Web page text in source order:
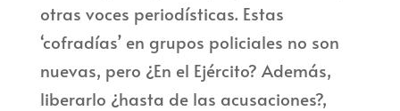
otras voces periodísticas. Estas
‘cofradías’ en grupos policiales no son
nuevas, pero ¿En el Ejército? Además,
liberarlo ¿hasta de las acusaciones?,